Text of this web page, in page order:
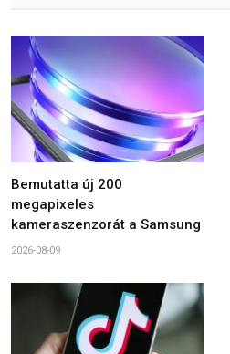
Bemutatta új 200
megapixeles
kameraszenzorát a Samsung
2026-08-09